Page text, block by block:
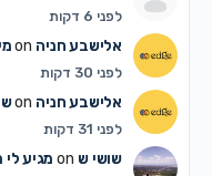
לפני 6 דקות
אלישבע חניה
לפני 30 דקות
אלישבע חניה
לפני 31 דקות
שושי ש מגיע